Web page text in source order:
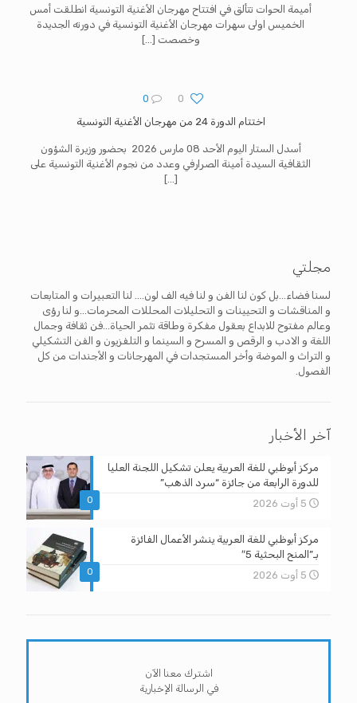
أميمة الحوات تتألق في افتتاح مهرجان الأغنية التونسية انطلقت أمس
الخميس اولى سهرات مهرجان الأغنية التونسية في دورته الجديدة
وخصصت […]
0
0
اختتام الدورة 24 من مهرجان الأغنية التونسية‎
أسدل الستار اليوم الأحد 08 مارس 2026 بحضور وزيرة الشؤون
الثقافية السيدة أمينة الصرارفي وعدد من نجوم الأغنية التونسية على
[…]
مجلتي
لسنا فضاء...بل كون لنا الفن و لنا فيه الف لون.... لنا التعبيرات و المتابعات
و المناقشات و التحيينات و التحليلات المحللات المحرمات...و لنا رؤى
وعالم مفتوح للابداع بعقول مفكرة وطاقة تثمر الحياة...فن ثقافة وجمال
اللغة و الادب و الرقص و المسرح و السينما و التلفزيون و الفن التشكيلي
و التراث و الموضة وأخر المستجدات في المهرجانات و الأجندات من كل
الفصول.
آخر الأخبار
0
مركز أبوظبي للغة العربية يعلن تشكيل اللجنة العليا
للدورة الرابعة من جائزة “سرد الذهب”
5 أوت 2026
0
مركز أبوظبي للغة العربية ينشر الأعمال الفائزة
بـ”المنح البحثية 5″
5 أوت 2026
اشترك معنا الآن
في الرسالة الإخبارية